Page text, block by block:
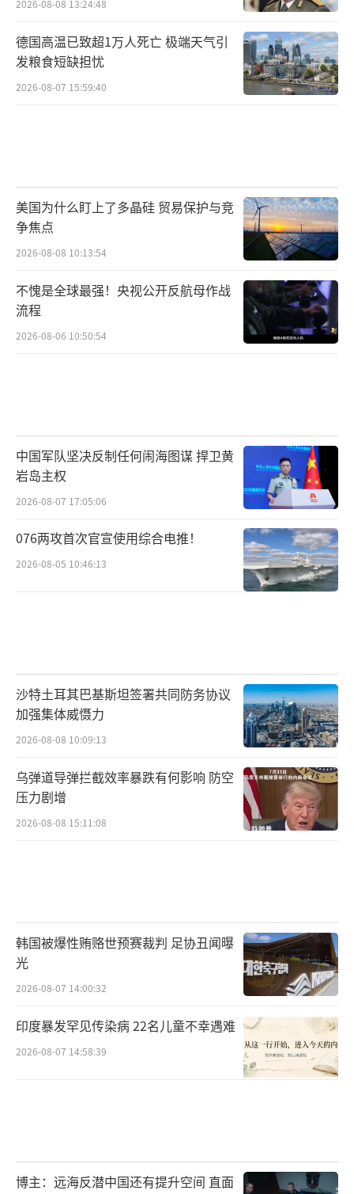
2026-08-08 13:24:48
德国高温已致超1万人死亡 极端天气引
发粮食短缺担忧
2026-08-07 15:59:40
美国为什么盯上了多晶硅 贸易保护与竞
争焦点
2026-08-08 10:13:54
不愧是全球最强！央视公开反航母作战
流程
2026-08-06 10:50:54
中国军队坚决反制任何闹海图谋 捍卫黄
岩岛主权
2026-08-07 17:05:06
076两攻首次官宣使用综合电推！
2026-08-05 10:46:13
沙特土耳其巴基斯坦签署共同防务协议
加强集体威慑力
2026-08-08 10:09:13
乌弹道导弹拦截效率暴跌有何影响 防空
压力剧增
2026-08-08 15:11:08
韩国被爆性贿赂世预赛裁判 足协丑闻曝
光
2026-08-07 14:00:32
印度暴发罕见传染病 22名儿童不幸遇难
2026-08-07 14:58:39
博主：远海反潜中国还有提升空间 直面